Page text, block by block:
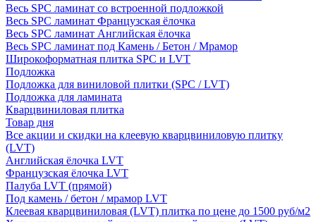
Весь SPC ламинат со встроенной подложкой
Весь SPC ламинат Французская ёлочка
Весь SPC ламинат Английская ёлочка
Весь SPC ламинат под Камень / Бетон / Мрамор
Широкоформатная плитка SPC и LVT
Подложка
Подложка для виниловой плитки (SPC / LVT)
Подложка для ламината
Кварцвиниловая плитка
Товар дня
Все акции и скидки на клеевую кварцвиниловую плитку
(LVT)
Английская ёлочка LVT
Французская ёлочка LVT
Палуба LVT (прямой)
Под камень / бетон / мрамор LVT
Клеевая кварцвиниловая (LVT) плитка по цене до 1500 руб/м2